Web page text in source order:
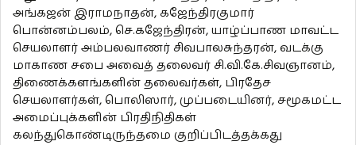
அங்கஜன் இராமநாதன், கஜேந்திரகுமார்
பொன்னம்பலம், செ.கஜேந்திரன், யாழ்ப்பாண மாவட்ட
செயலாளர் அம்பலவாணர் சிவபாலசுந்தரன், வடக்கு
மாகாண சபை அவைத் தலைவர் சி.வி.கே.சிவஞானம்,
திணைக்களங்களின் தலைவர்கள், பிரதேச
செயலாளர்கள், பொலிஸார், முப்படையினர், சமூகமட்ட
அமைப்புக்களின் பிரதிநிதிகள்
கலந்துகொண்டிருந்தமை குறிப்பிடத்தக்கது